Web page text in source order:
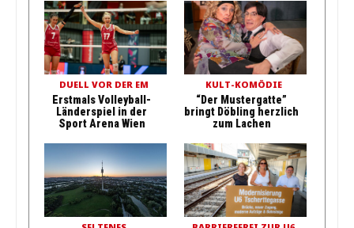
DUELL VOR DER EM
Erstmals Volleyball-
Länderspiel in der
Sport Arena Wien
KULT-KOMÖDIE
“Der Mustergatte”
bringt Döbling herzlich
zum Lachen